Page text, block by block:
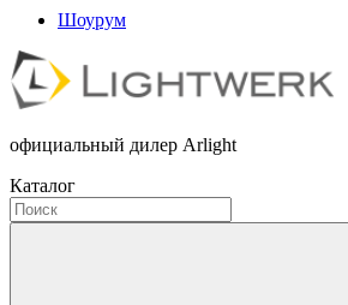
Шоурум
официальный дилер Arlight
Каталог